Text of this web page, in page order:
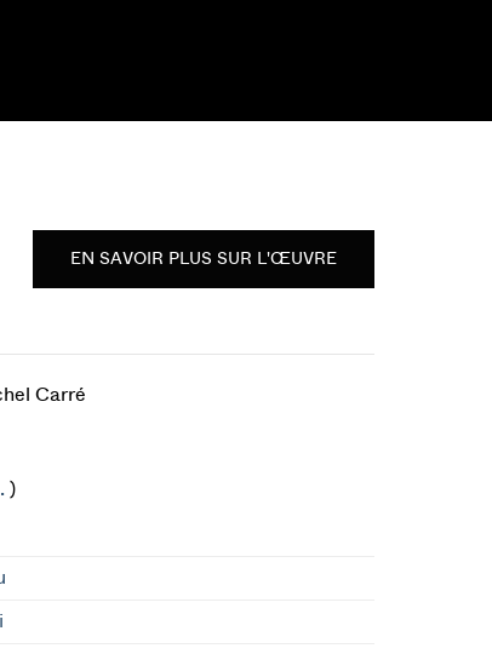
EN SAVOIR PLUS SUR L'ŒUVRE
Carré
)